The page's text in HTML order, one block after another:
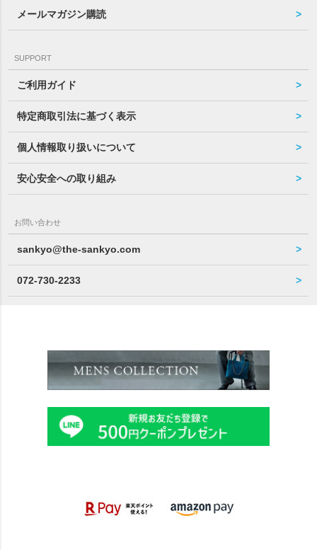
メールマガジン購読
SUPPORT
ご利用ガイド
特定商取引法に基づく表示
個人情報取り扱いについて
安心安全への取り組み
お問い合わせ
sankyo@the-sankyo.com
072-730-2233